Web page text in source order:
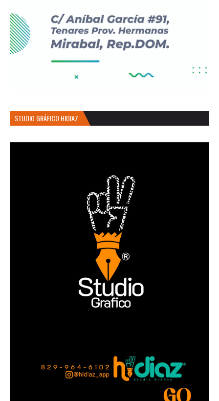
STUDIO GRÁFICO HIDIAZ